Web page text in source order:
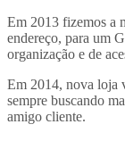
Em 2013 fizemos a
endereço, para um
organização e de
Em 2014, nova loja
sempre buscando
amigo cliente.